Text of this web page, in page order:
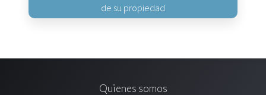
de su propiedad
Quienes somos